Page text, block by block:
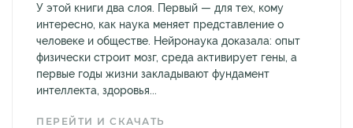
У этой книги два слоя. Первый — для тех, кому
интересно, как наука меняет представление о
человеке и обществе. Нейронаука доказала: опыт
физически строит мозг, среда активирует гены, а
первые годы жизни закладывают фундамент
интеллекта, здоровья...
ПЕРЕЙТИ И СКАЧАТЬ